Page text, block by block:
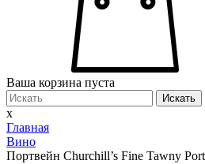
Ваша корзина пуста
Искать
x
Главная
Вино
Портвейн Churchill’s Fine Tawny